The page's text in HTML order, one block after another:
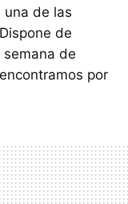
de las
de
de
por